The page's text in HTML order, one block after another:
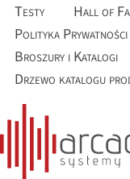
Testy
Hall of
Polityka Prywatności
Broszury i Katalogi
Drzewo katalogu